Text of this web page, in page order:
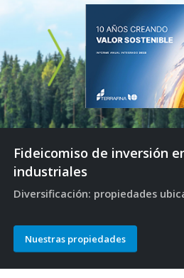
Fideicomiso de inversión
industriales
Diversificación: propiedades
Nuestras propiedades